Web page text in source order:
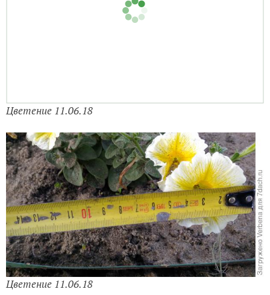
Цветение 28.05.18